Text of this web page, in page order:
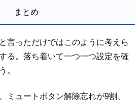
まとめ
言っただけではこのように考えら
る。落ち着いて一つ一つ設定を確
。
ミュートボタン解除忘れが9割、